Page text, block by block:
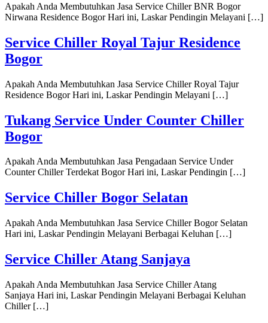
Apakah Anda Membutuhkan Jasa Service Chiller BNR Bogor
Nirwana Residence Bogor Hari ini, Laskar Pendingin Melayani […]
Service Chiller Royal Tajur Residence
Bogor
Apakah Anda Membutuhkan Jasa Service Chiller Royal Tajur
Residence Bogor Hari ini, Laskar Pendingin Melayani […]
Tukang Service Under Counter Chiller
Bogor
Apakah Anda Membutuhkan Jasa Pengadaan Service Under
Counter Chiller Terdekat Bogor Hari ini, Laskar Pendingin […]
Service Chiller Bogor Selatan
Apakah Anda Membutuhkan Jasa Service Chiller Bogor Selatan
Hari ini, Laskar Pendingin Melayani Berbagai Keluhan […]
Service Chiller Atang Sanjaya
Apakah Anda Membutuhkan Jasa Service Chiller Atang
Sanjaya Hari ini, Laskar Pendingin Melayani Berbagai Keluhan
Chiller […]